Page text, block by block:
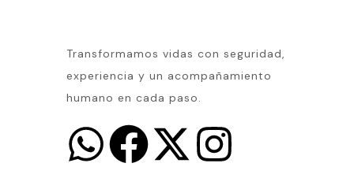
Transformamos vidas con seguridad,
experiencia y un acompañamiento
humano en cada paso.